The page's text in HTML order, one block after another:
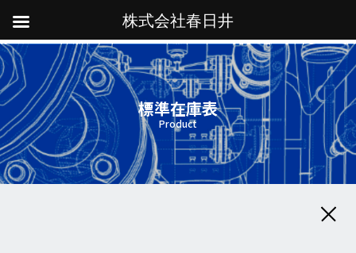
標準在庫表
Product
株式会社春日井